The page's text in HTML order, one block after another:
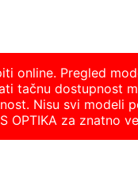
online. Pregled
tačnu dostupnost
Nisu svi modeli
OPTIKA za znatno